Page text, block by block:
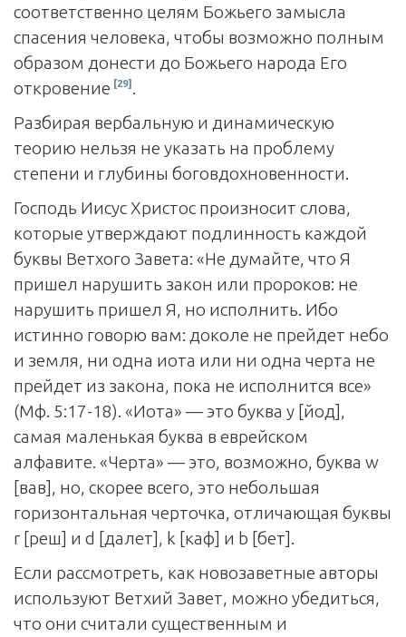
соответственно целям Божьего замысла
спасения человека, чтобы возможно полным
образом донести до Божьего народа Его
откровение [29] .
Разбирая вербальную и динамическую
теорию нельзя не указать на проблему
степени и глубины боговдохновенности.
Господь Иисус Христос произносит слова,
которые утверждают подлинность каждой
буквы Ветхого Завета: «Не думайте, что Я
пришел нарушить закон или пророков: не
нарушить пришел Я, но исполнить. Ибо
истинно говорю вам: доколе не прейдет небо
и земля, ни одна иота или ни одна черта не
прейдет из закона, пока не исполнится все»
(Мф. 5:17-18). «Иота» — это буква y [йод],
самая маленькая буква в еврейском
алфавите. «Черта» — это, возможно, буква w
[вав], но, скорее всего, это небольшая
горизонтальная черточка, отличающая буквы
r [реш] и d [далет], k [каф] и b [бет].
Если рассмотреть, как новозаветные авторы
используют Ветхий Завет, можно убедиться,
что они считали существенным и